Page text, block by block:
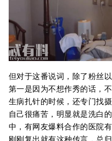
但对于这番说词，除了粉丝
第一是因为不想作秀的话，
生病扎针的时候，还专门找
自己很痛苦，明显就是洗白
中，有网友爆料合作的医院